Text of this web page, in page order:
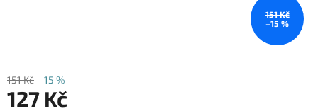
151 Kč
–15 %
151 Kč –15 %
127 Kč